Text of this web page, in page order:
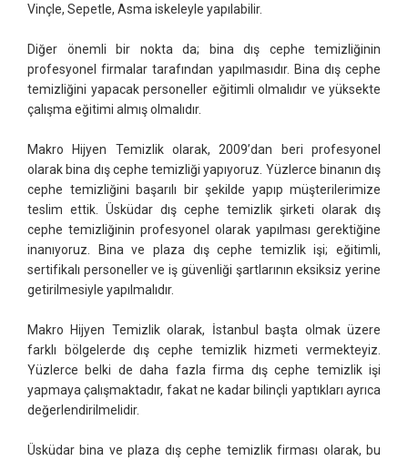
Vinçle, Sepetle, Asma iskeleyle yapılabilir.
Diğer önemli bir nokta da; bina dış cephe temizliğinin
profesyonel firmalar tarafından yapılmasıdır. Bina dış cephe
temizliğini yapacak personeller eğitimli olmalıdır ve yüksekte
çalışma eğitimi almış olmalıdır.
Makro Hijyen Temizlik olarak, 2009’dan beri profesyonel
olarak bina dış cephe temizliği yapıyoruz. Yüzlerce binanın dış
cephe temizliğini başarılı bir şekilde yapıp müşterilerimize
teslim ettik. Üsküdar dış cephe temizlik şirketi olarak dış
cephe temizliğinin profesyonel olarak yapılması gerektiğine
inanıyoruz. Bina ve plaza dış cephe temizlik işi; eğitimli,
sertifikalı personeller ve iş güvenliği şartlarının eksiksiz yerine
getirilmesiyle yapılmalıdır.
Makro Hijyen Temizlik olarak, İstanbul başta olmak üzere
farklı bölgelerde dış cephe temizlik hizmeti vermekteyiz.
Yüzlerce belki de daha fazla firma dış cephe temizlik işi
yapmaya çalışmaktadır, fakat ne kadar bilinçli yaptıkları ayrıca
değerlendirilmelidir.
Üsküdar bina ve plaza dış cephe temizlik firması olarak, bu